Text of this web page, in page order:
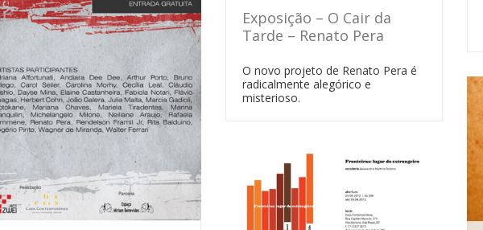
Exposição – O Cair da
Tarde – Renato Pera
O novo projeto de Renato Pera é
radicalmente alegórico e
misterioso.